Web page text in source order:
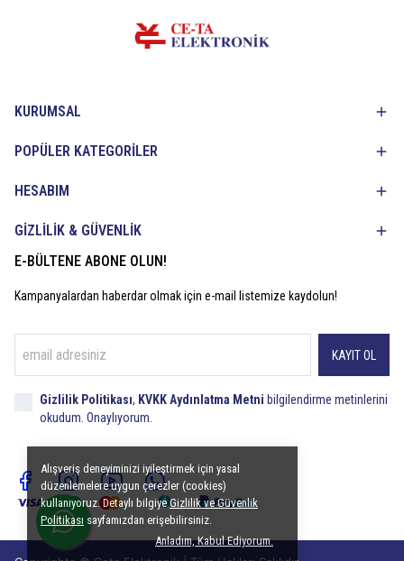
Alışveriş deneyiminizi iyileştirmek için yasal
düzenlemelere uygun çerezler (cookies)
kullanıyoruz. Detaylı bilgiyeGizlilik ve Güvenlik
Politikası sayfamızdan erişebilirsiniz.
Anladım, Kabul Ediyorum.
KURUMSAL
POPÜLER KATEGORİLER
HESABIM
GİZLİLİK & GÜVENLİK
E-BÜLTENE ABONE OLUN!
Kampanyalardan haberdar olmak için e-mail listemize kaydolun!
KAYIT OL
Gizlilik Politikası, KVKK Aydınlatma Metni bilgilendirme metinlerini
okudum. Onaylıyorum.